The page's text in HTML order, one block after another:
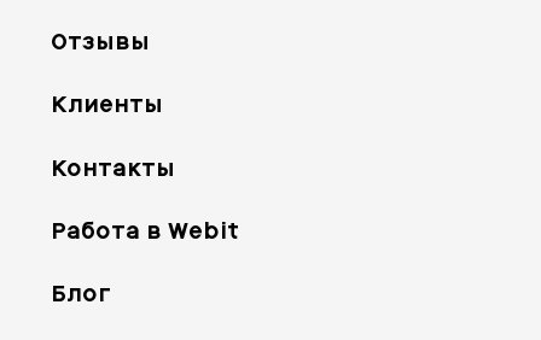
Отзывы
Клиенты
Контакты
Работа в Webit
Блог